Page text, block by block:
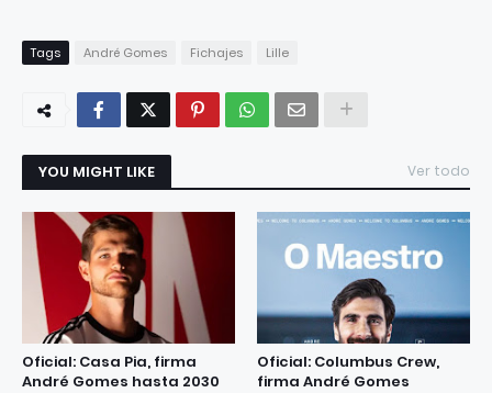
Tags André Gomes Fichajes Lille
YOU MIGHT LIKE Ver todo
Oficial: Casa Pia, firma
André Gomes hasta 2030
Oficial: Columbus Crew,
firma André Gomes